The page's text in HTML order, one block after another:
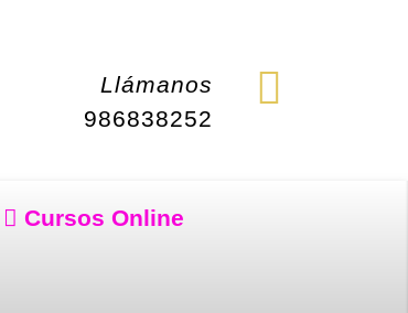
Llámanos
986838252
Cursos Online